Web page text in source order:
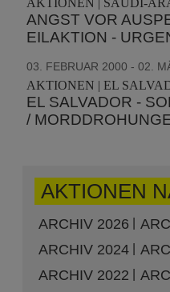
ANGST VOR
EILAKTION -
03. FEBRUAR 2000 - 02.
AKTIONEN | EL
EL SALVADOR -
/
AKTIONEN
ARCHIV 2026
ARCHIV 2024
ARCHIV 2022